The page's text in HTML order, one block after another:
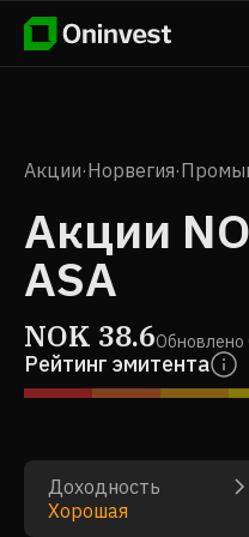
Акции·Норвегия·
Акции
ASA
NOK 38.6Обновлено
Рейтинг эмитента
Доходность
Хорошая